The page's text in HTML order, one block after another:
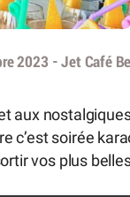
2023 - Jet Café
aux
c’est soirée
vos plus